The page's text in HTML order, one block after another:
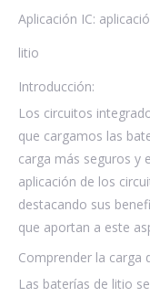
Aplicación IC:
litio
Introducción:
Los circuitos
que cargamos las
carga más seguros y
aplicación de los
destacando sus
que aportan a este
Comprender la carga
Las baterías de litio